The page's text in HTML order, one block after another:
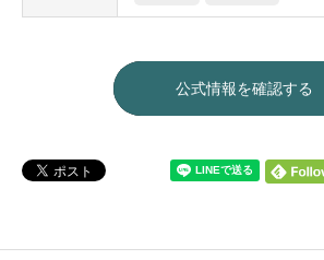
公式情報を確認する